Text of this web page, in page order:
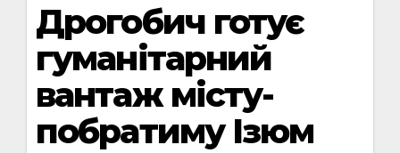
Дрогобич готує
гуманітарний
вантаж місту-
побратиму Ізюм